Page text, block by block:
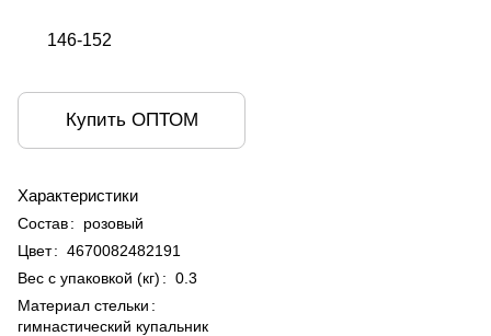
146-152
Купить ОПТОМ
Характеристики
Состав:
розовый
Цвет: 4670082482191
Вес с упаковкой (кг) : 0.3
Материал стельки :
гимнастический купальник